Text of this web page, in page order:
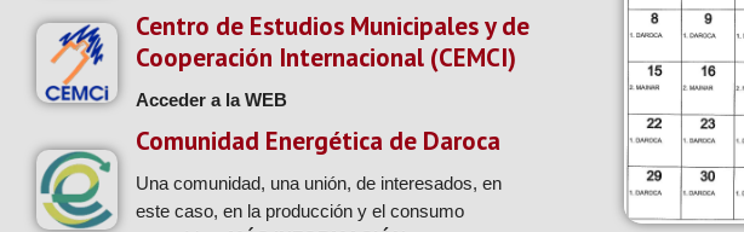
Centro de Estudios Municipales y de
Cooperación Internacional (CEMCI)
Acceder a la WEB
Comunidad Energética de Daroca
Una comunidad, una unión, de interesados, en
este caso, en la producción y el consumo